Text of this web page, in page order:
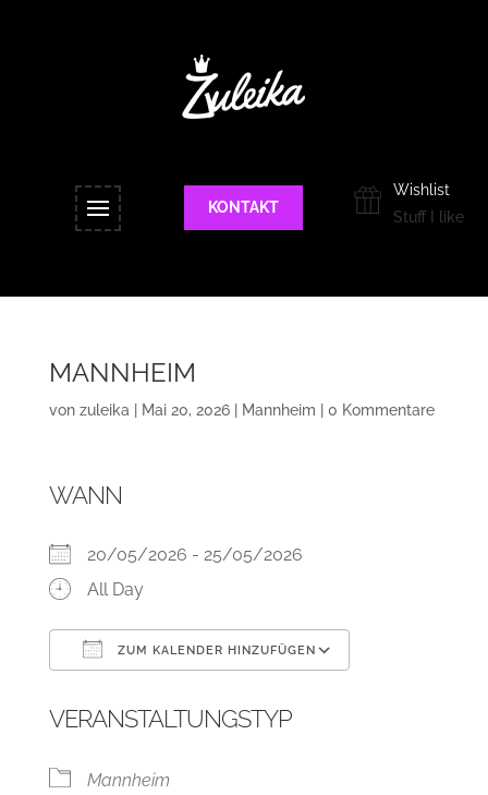
KONTAKT
Wishlist
Stuff I like
MANNHEIM
von zuleika Mai 20, 2026| Mannheim 0 Kommentare
WANN
20/05/2026 - 25/05/2026
All Day
ZUM KALENDER HINZUFÜGEN
VERANSTALTUNGSTYP
Mannheim